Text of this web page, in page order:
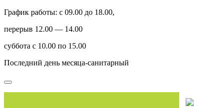
График работы: с 09.00 до 18.00,
перерыв 12.00 — 14.00
суббота с 10.00 по 15.00
Последний день месяца-санитарный